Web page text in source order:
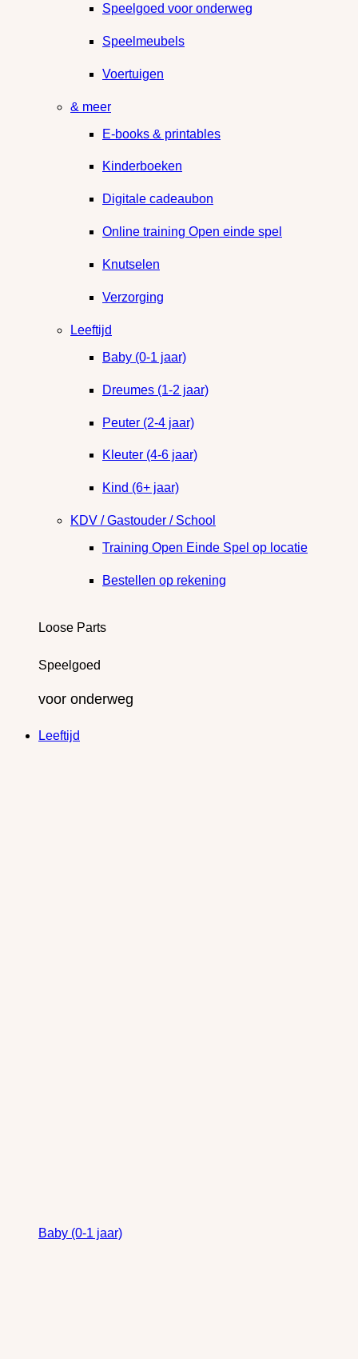
Speelgoed voor onderweg
Speelmeubels
Voertuigen
& meer
E-books & printables
Kinderboeken
Digitale cadeaubon
Online training Open einde spel
Knutselen
Verzorging
Leeftijd
Baby (0-1 jaar)
Dreumes (1-2 jaar)
Peuter (2-4 jaar)
Kleuter (4-6 jaar)
Kind (6+ jaar)
KDV / Gastouder / School
Training Open Einde Spel op locatie
Bestellen op rekening
Loose Parts
Speelgoed
voor onderweg
Leeftijd
Baby (0-1 jaar)